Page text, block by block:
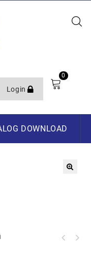
Login
0
DOWNLOAD